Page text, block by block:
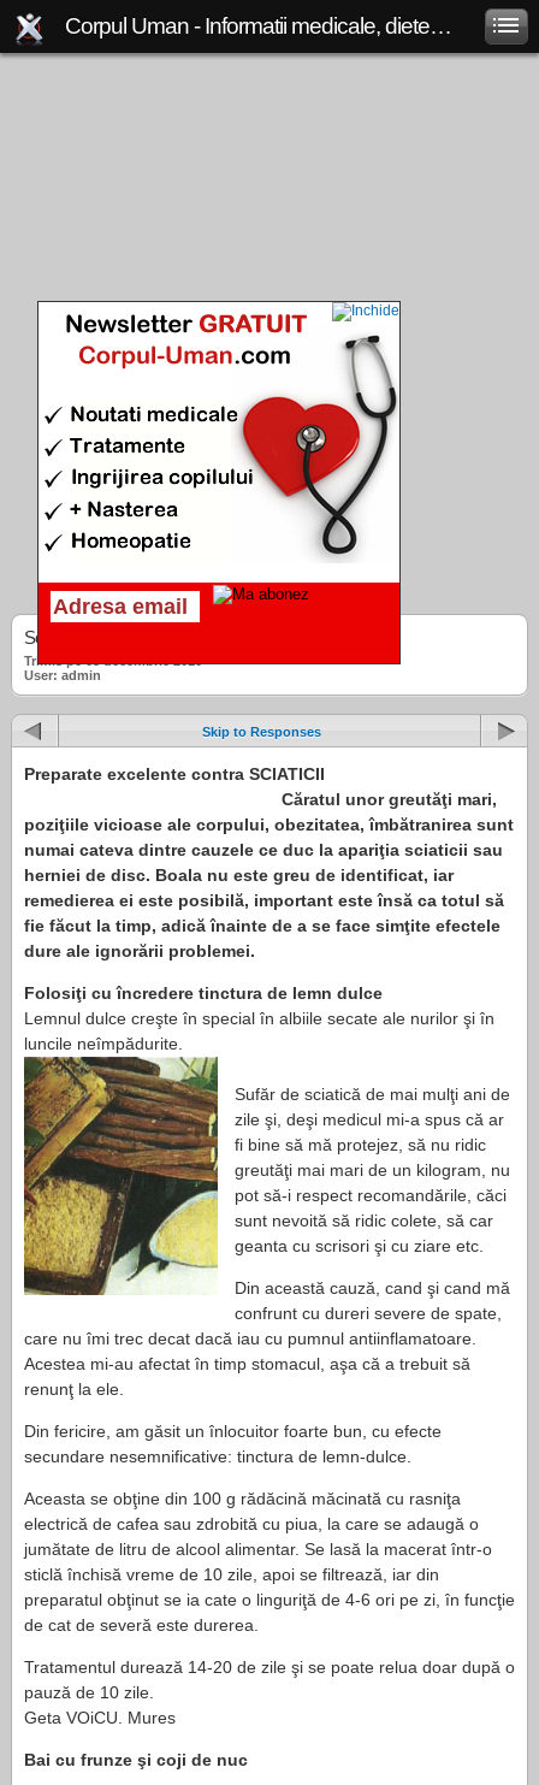
Corpul Uman - Informatii medicale, diete de slabit, boli si afectiuni
Sciatica – Tratamente Naturiste
Trimis pe 05 decembrie 2010
User: admin
Skip to Responses
Preparate excelente contra SCIATICII
Căratul unor greutăţi mari,
poziţiile vicioase ale corpului, obezitatea, îmbătranirea sunt
numai cateva dintre cauzele ce duc la apariţia sciaticii sau
herniei de disc. Boala nu este greu de identificat, iar
remedierea ei este posibilă, important este însă ca totul să
fie făcut la timp, adică înainte de a se face simţite efectele
dure ale ignorării problemei.
Folosiţi cu încredere tinctura de lemn dulce
Lemnul dulce creşte în special în albiile secate ale nurilor şi în
luncile neîmpădurite.
Sufăr de sciatică de mai mulţi ani de
zile şi, deşi medicul mi-a spus că ar
fi bine să mă protejez, să nu ridic
greutăţi mai mari de un kilogram, nu
pot să-i respect recomandările, căci
sunt nevoită să ridic colete, să car
geanta cu scrisori şi cu ziare etc.
Din această cauză, cand şi cand mă
confrunt cu dureri severe de spate,
care nu îmi trec decat dacă iau cu pumnul antiinflamatoare.
Acestea mi-au afectat în timp stomacul, aşa că a trebuit să
renunţ la ele.
Din fericire, am găsit un înlocuitor foarte bun, cu efecte
secundare nesemnificative: tinctura de lemn-dulce.
Aceasta se obţine din 100 g rădăcină măcinată cu rasniţa
electrică de cafea sau zdrobită cu piua, la care se adaugă o
jumătate de litru de alcool alimentar. Se lasă la macerat într-o
sticlă închisă vreme de 10 zile, apoi se filtrează, iar din
preparatul obţinut se ia cate o linguriţă de 4-6 ori pe zi, în funcţie
de cat de severă este durerea.
Tratamentul durează 14-20 de zile şi se poate relua doar după o
pauză de 10 zile.
Geta VOiCU. Mures
Bai cu frunze şi coji de nuc